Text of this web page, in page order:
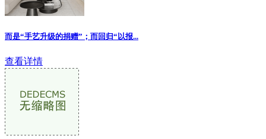
而是“手艺升级的捐赠”；而回归“以报...
查看详情